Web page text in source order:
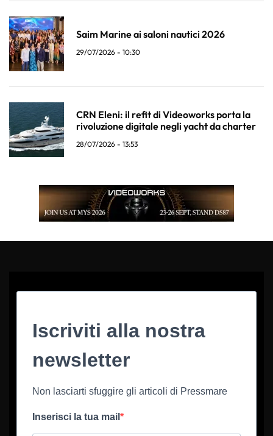
Saim Marine ai saloni nautici 2026
29/07/2026 - 10:30
CRN Eleni: il refit di Videoworks porta la
rivoluzione digitale negli yacht da charter
28/07/2026 - 13:53
Iscriviti alla nostra
newsletter
Non lasciarti sfuggire gli articoli di Pressmare
Inserisci la tua mail